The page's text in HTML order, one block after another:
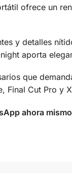
ofrece un
y detalles
aporta
que
Final Cut Pro y
ahora